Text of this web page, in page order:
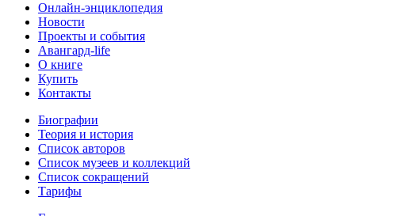
Онлайн-энциклопедия
Новости
Проекты и события
Авангард-life
О книге
Купить
Контакты
Биографии
Теория и история
Список авторов
Список музеев и коллекций
Список сокращений
Тарифы